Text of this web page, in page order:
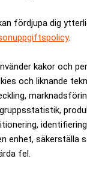
fördjupa dig
.
kakor och
och liknande
enhet, säkerställa
fel.
kan bidra till att
inse att
detta
är kostnadsfritt: